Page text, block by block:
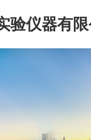
验仪器有